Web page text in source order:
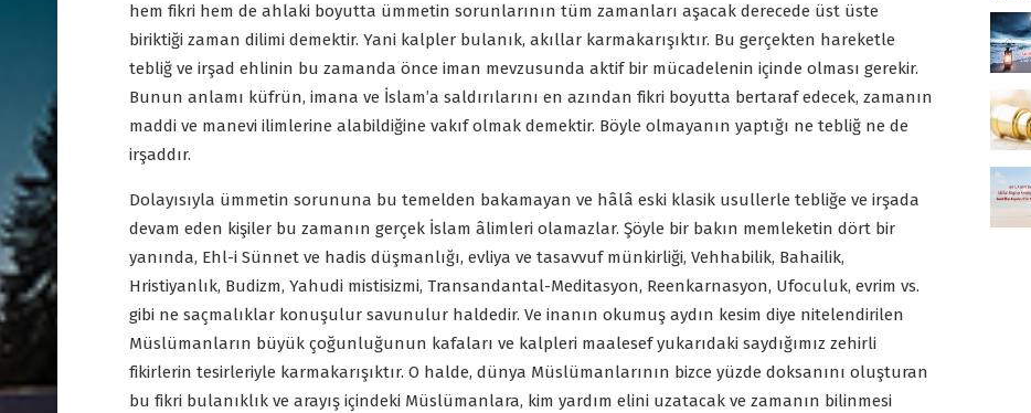
hem fikri hem de ahlaki boyutta ümmetin sorunlarının tüm zamanları aşacak derecede üst üste
biriktiği zaman dilimi demektir. Yani kalpler bulanık, akıllar karmakarışıktır. Bu gerçekten hareketle
tebliğ ve irşad ehlinin bu zamanda önce iman mevzusunda aktif bir mücadelenin içinde olması gerekir.
Bunun anlamı küfrün, imana ve İslam’a saldırılarını en azından fikri boyutta bertaraf edecek, zamanın
maddi ve manevi ilimlerine alabildiğine vakıf olmak demektir. Böyle olmayanın yaptığı ne tebliğ ne de
irşaddır.
Dolayısıyla ümmetin sorununa bu temelden bakamayan ve hâlâ eski klasik usullerle tebliğe ve irşada
devam eden kişiler bu zamanın gerçek İslam âlimleri olamazlar. Şöyle bir bakın memleketin dört bir
yanında, Ehl-i Sünnet ve hadis düşmanlığı, evliya ve tasavvuf münkirliği, Vehhabilik, Bahailik,
Hristiyanlık, Budizm, Yahudi mistisizmi, Transandantal-Meditasyon, Reenkarnasyon, Ufoculuk, evrim vs.
gibi ne saçmalıklar konuşulur savunulur haldedir. Ve inanın okumuş aydın kesim diye nitelendirilen
Müslümanların büyük çoğunluğunun kafaları ve kalpleri maalesef yukarıdaki saydığımız zehirli
fikirlerin tesirleriyle karmakarışıktır. O halde, dünya Müslümanlarının bizce yüzde doksanını oluşturan
bu fikri bulanıklık ve arayış içindeki Müslümanlara, kim yardım elini uzatacak ve zamanın bilinmesi